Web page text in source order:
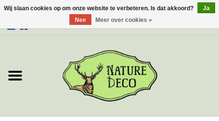
Over ons
Wij slaan cookies op om onze website te verbeteren. Is dat akkoord?
Ja
Nee
Meer over cookies »